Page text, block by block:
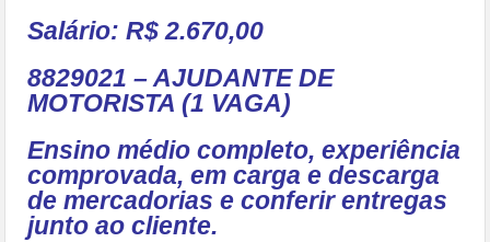
Salário: R$ 2.670,00
8829021 – AJUDANTE DE
MOTORISTA (1 VAGA)
Ensino médio completo, experiência
comprovada, em carga e descarga
de mercadorias e conferir entregas
junto ao cliente.